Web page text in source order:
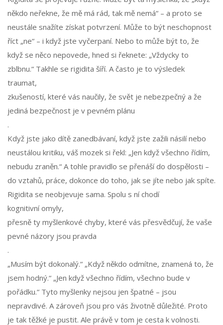
někdo neřekne, že mě má rád, tak mě nemá“ – a proto se
neustále snažíte získat potvrzení. Může to být neschopnost
říct „ne“ – i když jste vyčerpaní. Nebo to může být to, že
když se něco nepovede, hned si řeknete: „Vždycky to
zblbnu.“ Takhle se rigidita šíří. A často je to výsledek
traumat,
zkušeností, které vás naučily, že svět je nebezpečný a že
jediná bezpečnost je v pevném plánu
.
Když jste jako dítě zanedbávaní, když jste zažili násilí nebo
neustálou kritiku, váš mozek si řekl: „Jen když všechno řídím,
nebudu zraněn.“ A tohle pravidlo se přenáší do dospělosti –
do vztahů, práce, dokonce do toho, jak se jíte nebo jak spíte.
Rigidita se neobjevuje sama. Spolu s ní chodí
kognitivní omyly,
přesně ty myšlenkové chyby, které vás přesvědčují, že vaše
pevné názory jsou pravda
.
„Musím být dokonalý.“ „Když někdo odmítne, znamená to, že
jsem hodný.“ „Jen když všechno řídím, všechno bude v
pořádku.“ Tyto myšlenky nejsou jen špatné – jsou
nepravdivé. A zároveň jsou pro vás životně důležité. Proto
je tak těžké je pustit. Ale právě v tom je cesta k volnosti.